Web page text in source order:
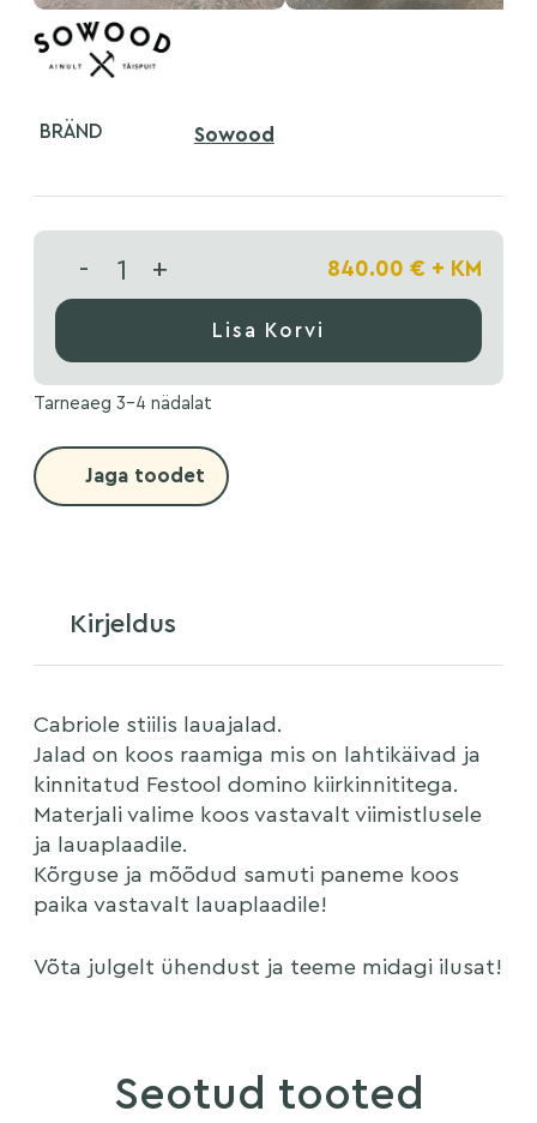
BRÄND Sowood
- + 840.00 € + KM
Lisa Korvi
Tarneaeg 3-4 nädalat
Jaga toodet
Kirjeldus
Cabriole stiilis lauajalad.
Jalad on koos raamiga mis on lahtikäivad ja
kinnitatud Festool domino kiirkinnititega.
Materjali valime koos vastavalt viimistlusele
ja lauaplaadile.
Kõrguse ja mõõdud samuti paneme koos
paika vastavalt lauaplaadile!
Võta julgelt ühendust ja teeme midagi ilusat!
Seotud tooted